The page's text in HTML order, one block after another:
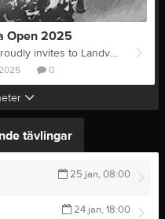
Open 2025
Osu. Landvetter Kyokushin Karate proudly invites to Landvetter Kata Open. A Kyokushin Kata tournament open for all organisations. Date: 11th October 2025. Arena: Pinntorpshallen, Landvetter All information and registration starts 31/5 via www.smoothcomp.com Save the date already now. For registration and info use this link: Landvetter Kata Open
0
tävlingar
25 jan, 08:00
24 jan, 18:00